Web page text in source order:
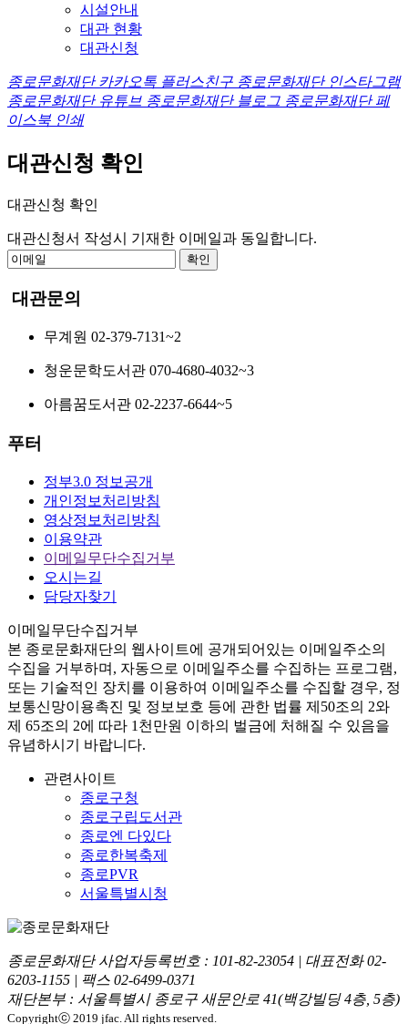
시설안내
대관 현황
대관신청
종로문화재단 카카오톡 플러스친구 종로문화재단 인스타그램
종로문화재단 유튜브 종로문화재단 블로그 종로문화재단 페
이스북 인쇄
대관신청 확인
대관신청 확인
대관신청서 작성시 기재한 이메일과 동일합니다.
확인
대관문의
무계원 02-379-7131~2
청운문학도서관 070-4680-4032~3
아름꿈도서관 02-2237-6644~5
푸터
정부3.0 정보공개
개인정보처리방침
영상정보처리방침
이용약관
이메일무단수집거부
오시는길
담당자찾기
이메일무단수집거부
본 종로문화재단의 웹사이트에 공개되어있는 이메일주소의
수집을 거부하며, 자동으로 이메일주소를 수집하는 프로그램,
또는 기술적인 장치를 이용하여 이메일주소를 수집할 경우, 정
보통신망이용촉진 및 정보보호 등에 관한 법률 제50조의 2와
제 65조의 2에 따라 1천만원 이하의 벌금에 처해질 수 있음을
유념하시기 바랍니다.
관련사이트
종로구청
종로구립도서관
종로엔 다있다
종로한복축제
종로PVR
서울특별시청
종로문화재단 사업자등록번호 : 101-82-23054 | 대표전화02-
6203-1155 | 팩스 02-6499-0371
재단본부 : 서울특별시 종로구 새문안로 41(백강빌딩 4층, 5층)
Copyrightⓒ 2019 jfac. All rights reserved.